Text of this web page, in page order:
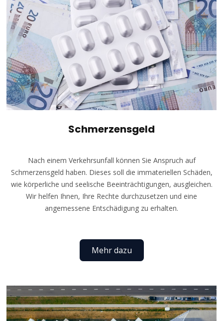
Schmerzensgeld
Nach einem Verkehrsunfall können Sie Anspruch auf
Schmerzensgeld haben. Dieses soll die immateriellen Schäden,
wie körperliche und seelische Beeinträchtigungen, ausgleichen.
Wir helfen Ihnen, Ihre Rechte durchzusetzen und eine
angemessene Entschädigung zu erhalten.
Mehr dazu